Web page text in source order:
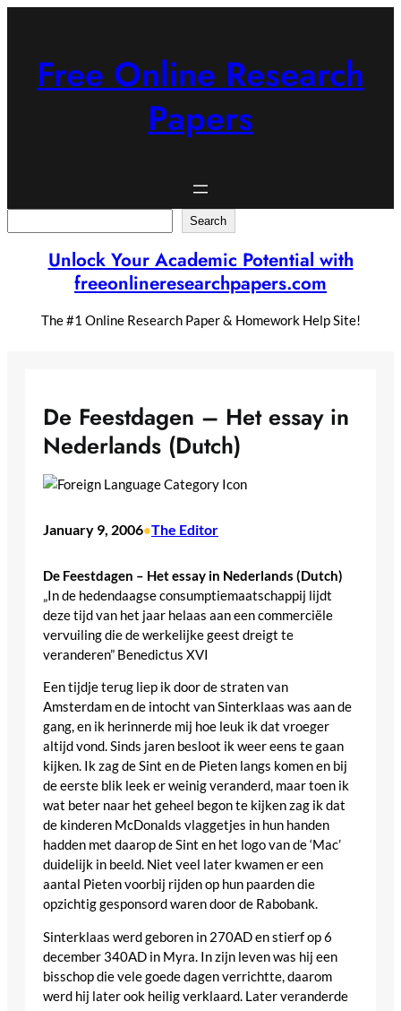
Free Online Research
Papers
Search
Unlock Your Academic Potential with
freeonlineresearchpapers.com
The #1 Online Research Paper & Homework Help Site!
De Feestdagen – Het essay in
Nederlands (Dutch)
January 9, 2006•The Editor
De Feestdagen – Het essay in Nederlands (Dutch)
„In de hedendaagse consumptiemaatschappij lijdt
deze tijd van het jaar helaas aan een commerciële
vervuiling die de werkelijke geest dreigt te
veranderen” Benedictus XVI
Een tijdje terug liep ik door de straten van
Amsterdam en de intocht van Sinterklaas was aan de
gang, en ik herinnerde mij hoe leuk ik dat vroeger
altijd vond. Sinds jaren besloot ik weer eens te gaan
kijken. Ik zag de Sint en de Pieten langs komen en bij
de eerste blik leek er weinig veranderd, maar toen ik
wat beter naar het geheel begon te kijken zag ik dat
de kinderen McDonalds vlaggetjes in hun handen
hadden met daarop de Sint en het logo van de ‘Mac’
duidelijk in beeld. Niet veel later kwamen er een
aantal Pieten voorbij rijden op hun paarden die
opzichtig gesponsord waren door de Rabobank.
Sinterklaas werd geboren in 270AD en stierf op 6
december 340AD in Myra. In zijn leven was hij een
bisschop die vele goede dagen verrichtte, daarom
werd hij later ook heilig verklaard. Later veranderde